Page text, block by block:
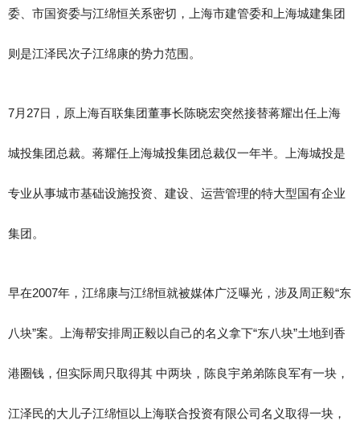
委、市国资委与江绵恒关系密切，上海市建管委和上海城建集团
则是江泽民次子江绵康的势力范围。
7月27日，原上海百联集团董事长陈晓宏突然接替蒋耀出任上海
城投集团总裁。蒋耀任上海城投集团总裁仅一年半。上海城投是
专业从事城市基础设施投资、建设、运营管理的特大型国有企业
集团。
早在2007年，江绵康与江绵恒就被媒体广泛曝光，涉及周正毅“东
八块”案。上海帮安排周正毅以自己的名义拿下“东八块”土地到香
港圈钱，但实际周只取得其 中两块，陈良宇弟弟陈良军有一块，
江泽民的大儿子江绵恒以上海联合投资有限公司名义取得一块，